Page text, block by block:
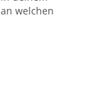
welchen